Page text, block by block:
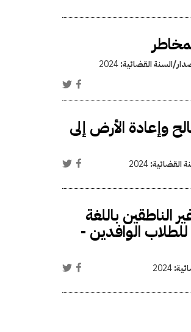
السنة القضائية:2024
وإعادة الأرض إلى
القضائية:2024
الناطقين باللغة
للطلاب الوافدين -
2024